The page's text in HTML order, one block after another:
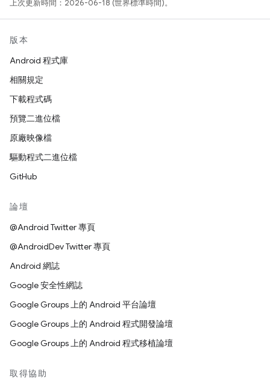
上次更新時間：2026-06-18 (世界標準時間)。
版本
Android 程式庫
相關規定
下載程式碼
預覽二進位檔
原廠映像檔
驅動程式二進位檔
GitHub
論壇
@Android Twitter 專頁
@AndroidDev Twitter 專頁
Android 網誌
Google 安全性網誌
Google Groups 上的 Android 平台論壇
Google Groups 上的 Android 程式開發論壇
Google Groups 上的 Android 程式移植論壇
取得協助